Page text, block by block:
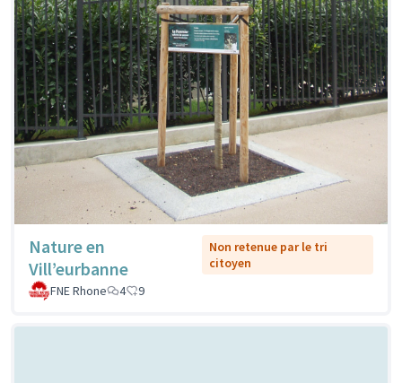
Nature en
Vill’eurbanne
Non retenue par le tri
citoyen
FNE Rhone
4 9